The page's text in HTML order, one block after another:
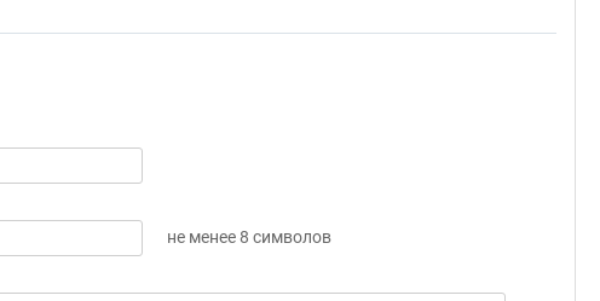
не менее 8 символов